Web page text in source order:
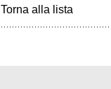
Torna alla lista